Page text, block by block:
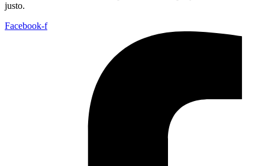
justo.
Facebook-f